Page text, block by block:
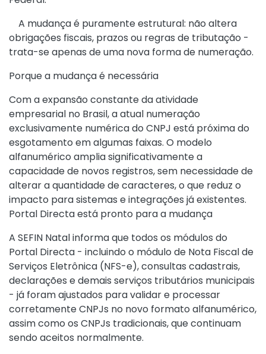
A mudança é puramente estrutural: não altera
obrigações fiscais, prazos ou regras de tributação -
trata-se apenas de uma nova forma de numeração.
Porque a mudança é necessária
Com a expansão constante da atividade
empresarial no Brasil, a atual numeração
exclusivamente numérica do CNPJ está próxima do
esgotamento em algumas faixas. O modelo
alfanumérico amplia significativamente a
capacidade de novos registros, sem necessidade de
alterar a quantidade de caracteres, o que reduz o
impacto para sistemas e integrações já existentes.
Portal Directa está pronto para a mudança
A SEFIN Natal informa que todos os módulos do
Portal Directa - incluindo o módulo de Nota Fiscal de
Serviços Eletrônica (NFS-e), consultas cadastrais,
declarações e demais serviços tributários municipais
- já foram ajustados para validar e processar
corretamente CNPJs no novo formato alfanumérico,
assim como os CNPJs tradicionais, que continuam
sendo aceitos normalmente.